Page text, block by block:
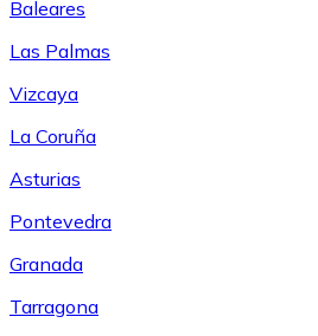
Baleares
Las Palmas
Vizcaya
La Coruña
Asturias
Pontevedra
Granada
Tarragona